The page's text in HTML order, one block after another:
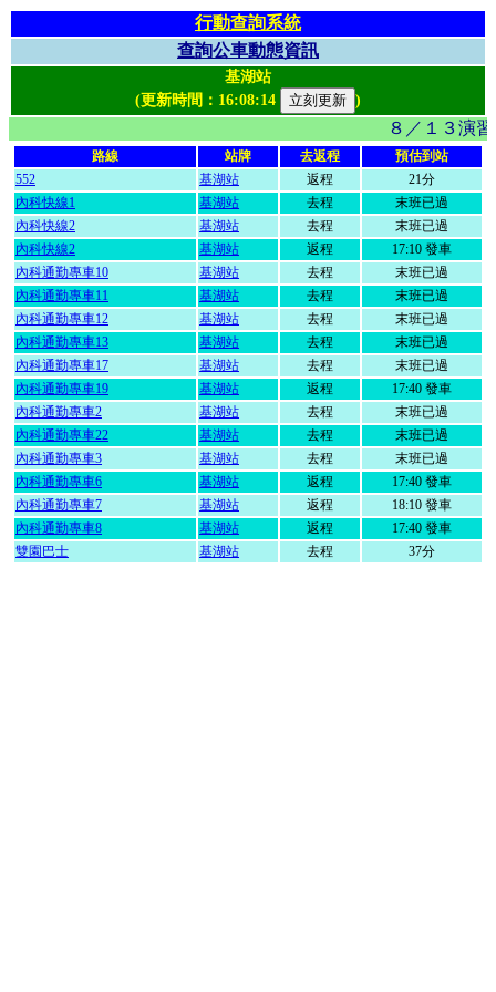
行動查詢系統
查詢公車動態資訊
基湖站
(更新時間： 16:08:14 )
８／１３演
路線 站牌 去返程
預估到站
552
基湖站 返程
21分
內科快線1
基湖站 去程
末班已過
內科快線2
基湖站 去程
末班已過
內科快線2
基湖站 返程
17:10 發車
內科通勤專車10
基湖站 去程
末班已過
內科通勤專車11
基湖站 去程
末班已過
內科通勤專車12
基湖站 去程
末班已過
內科通勤專車13
基湖站 去程
末班已過
內科通勤專車17
基湖站 去程
末班已過
內科通勤專車19
基湖站 返程
17:40 發車
內科通勤專車2
基湖站 去程
末班已過
內科通勤專車22
基湖站 去程
末班已過
內科通勤專車3
基湖站 去程
末班已過
內科通勤專車6
基湖站 返程
17:40 發車
內科通勤專車7
基湖站 返程
18:10 發車
內科通勤專車8
基湖站 返程
17:40 發車
雙園巴士
基湖站 去程 37分